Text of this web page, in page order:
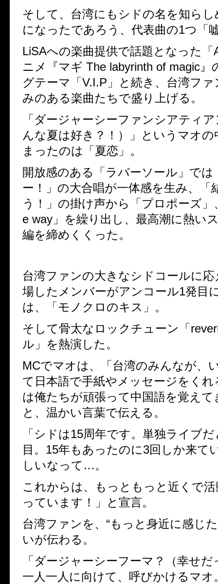
そして、台湾にもシドの名を知ら
になったであろう、代表曲の1つ「
LiSAへの楽曲提供で話題となった「
ニメ『マギ The labyrinth of magic 』
グテーマ「 V.I.P 」と続き、台湾フ
みのある楽曲たちで盛り上げる。
「ダージャーシーファンシアティ
んな夏は好き？！）」というマオの
まったのは「夏恋」。
開放感のある「ラバーソール」では
ー！」の大合唱が一体感を生み、「
う！」の掛け声から「プロポーズ」
e way 」を繰り出し、最高潮に熱い
編を締めくくった。
台湾ファンの大きなシドコールに
場したメンバーがアンコール1発目
は、「モノクロのキス」。
そして骨太なロックチューン「
ル」を熱演した。
MCでマオは、「台湾のみんなが、
て日本語で手紙やメッセージをくれ
は俺たちが頑張って中国語を覚えて
と、温かい言葉で伝える。
「シドは15周年です。単独ライブ
目。 15年もあったのに3回しか来て
しいなって…。
これからは、もっともっと近くで
っています！」と宣言。
台湾ファンを、“もっと身近に感じ
いが伝わる。
「ダージャーシーフーマ？（幸せ
一人一人に向けて、呼びかけるマオ